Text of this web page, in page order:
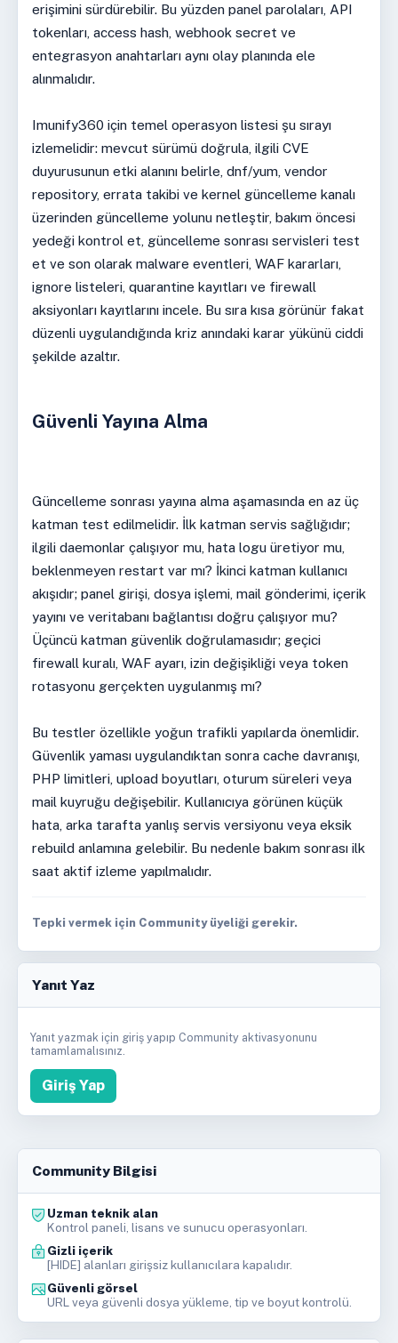
erişimini sürdürebilir. Bu yüzden panel parolaları, API
tokenları, access hash, webhook secret ve
entegrasyon anahtarları aynı olay planında ele
alınmalıdır.
Imunify360 için temel operasyon listesi şu sırayı
izlemelidir: mevcut sürümü doğrula, ilgili CVE
duyurusunun etki alanını belirle, dnf/yum, vendor
repository, errata takibi ve kernel güncelleme kanalı
üzerinden güncelleme yolunu netleştir, bakım öncesi
yedeği kontrol et, güncelleme sonrası servisleri test
et ve son olarak malware eventleri, WAF kararları,
ignore listeleri, quarantine kayıtları ve firewall
aksiyonları kayıtlarını incele. Bu sıra kısa görünür fakat
düzenli uygulandığında kriz anındaki karar yükünü ciddi
şekilde azaltır.
Güvenli Yayına Alma
Güncelleme sonrası yayına alma aşamasında en az üç
katman test edilmelidir. İlk katman servis sağlığıdır;
ilgili daemonlar çalışıyor mu, hata logu üretiyor mu,
beklenmeyen restart var mı? İkinci katman kullanıcı
akışıdır; panel girişi, dosya işlemi, mail gönderimi, içerik
yayını ve veritabanı bağlantısı doğru çalışıyor mu?
Üçüncü katman güvenlik doğrulamasıdır; geçici
firewall kuralı, WAF ayarı, izin değişikliği veya token
rotasyonu gerçekten uygulanmış mı?
Bu testler özellikle yoğun trafikli yapılarda önemlidir.
Güvenlik yaması uygulandıktan sonra cache davranışı,
PHP limitleri, upload boyutları, oturum süreleri veya
mail kuyruğu değişebilir. Kullanıcıya görünen küçük
hata, arka tarafta yanlış servis versiyonu veya eksik
rebuild anlamına gelebilir. Bu nedenle bakım sonrası ilk
saat aktif izleme yapılmalıdır.
Tepki vermek için Community üyeliği gerekir.
Yanıt Yaz
Yanıt yazmak için giriş yapıp Community aktivasyonunu
tamamlamalısınız.
Giriş Yap
Community Bilgisi
Uzman teknik alan
Kontrol paneli, lisans ve sunucu operasyonları.
Gizli içerik
[HIDE] alanları girişsiz kullanıcılara kapalıdır.
Güvenli görsel
URL veya güvenli dosya yükleme, tip ve boyut kontrolü.